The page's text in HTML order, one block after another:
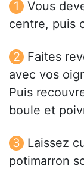
Vous
centre, puis
Faites
avec vos
Puis
boule et
Laissez
potimarron